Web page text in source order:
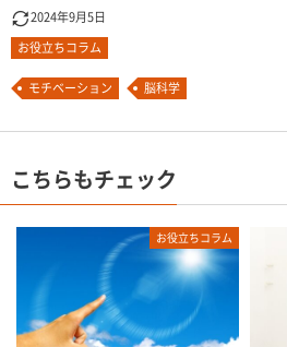
2024年9月5日
お役立ちコラム
モチベーション 脳科学
こちらもチェック
お役立ちコラム